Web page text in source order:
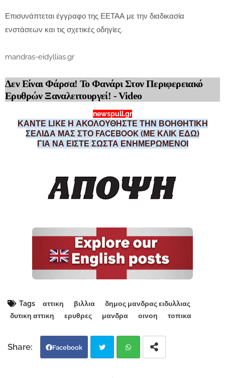
Επισυνάπτεται έγγραφο της ΕΕΤΑΑ με την διαδικασία
ενστάσεων και τις σχετικές οδηγίες.
mandras-eidyllias.gr
Δεν Είναι Φάρσα! Το Φανάρι Στον Περιφερειακό
Ερυθρών Ξαναλειτουργεί! - Video
newspull.gr
ΚΑΝΤΕ LIKE Η ΑΚΟΛΟΥΘΗΣΤΕ ΤΗΝ ΒΟΗΘΗΤΙΚΗ
ΣΕΛΙΔΑ ΜΑΣ ΣΤΟ FACEBOOK (ΜΕ ΚΛΙΚ ΕΔΩ)
ΓΙΑ ΝΑ ΕΙΣΤΕ ΣΩΣΤΑ ΕΝΗΜΕΡΩΜΕΝΟΙ
Tags αττικη βιλλια
δημος μανδρας ειδυλλιας
δυτικη αττικη
ερυθρες μανδρα οινοη τοπικα
Facebook